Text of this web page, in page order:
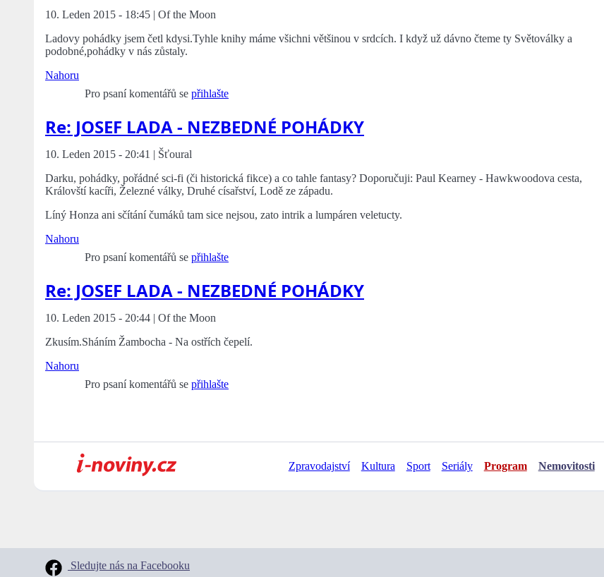
10. Leden 2015 - 18:45 | Of the Moon
Ladovy pohádky jsem četl kdysi.Tyhle knihy máme všichni většinou v srdcích. I když už dávno čteme ty Světoválky a
podobné,pohádky v nás zůstaly.
Nahoru
Pro psaní komentářů se přihlašte
Re: JOSEF LADA - NEZBEDNÉ POHÁDKY
10. Leden 2015 - 20:41 | Šťoural
Darku, pohádky, pořádné sci-fi (či historická fikce) a co tahle fantasy? Doporučuji: Paul Kearney - Hawkwoodova cesta,
Královští kacíři, Železné války, Druhé císařství, Lodě ze západu.
Líný Honza ani sčítání čumáků tam sice nejsou, zato intrik a lumpáren veletucty.
Nahoru
Pro psaní komentářů se přihlašte
Re: JOSEF LADA - NEZBEDNÉ POHÁDKY
10. Leden 2015 - 20:44 | Of the Moon
Zkusím.Sháním Žambocha - Na ostřích čepelí.
Nahoru
Pro psaní komentářů se přihlašte
Zpravodajství Kultura Sport Seriály Program Nemovitosti
Sledujte nás na Facebooku